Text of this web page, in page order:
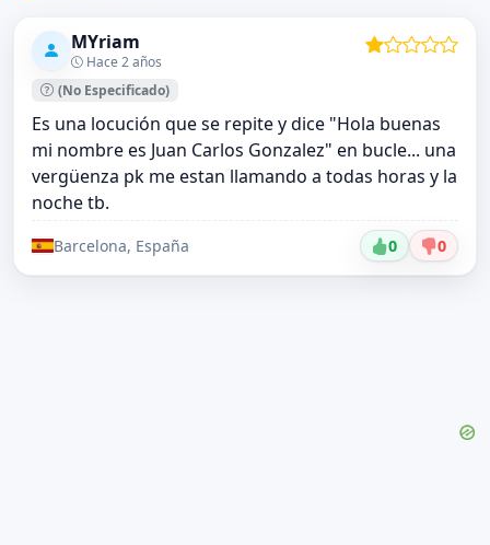
MYriam
Hace 2 años
(No Especificado)
Es una locución que se repite y dice "Hola buenas
mi nombre es Juan Carlos Gonzalez" en bucle... una
vergüenza pk me estan llamando a todas horas y la
noche tb.
Barcelona, España 0 0